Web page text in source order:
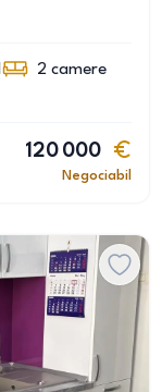
2 camere
120 000
Negociabil